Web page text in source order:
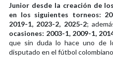
Junior desde la creación de
en los siguientes torneos:
2019-1, 2023-2, 2025-2;
ocasiones: 2003-1, 2009-1,
que sin duda lo hace uno de
disputado en el fútbol